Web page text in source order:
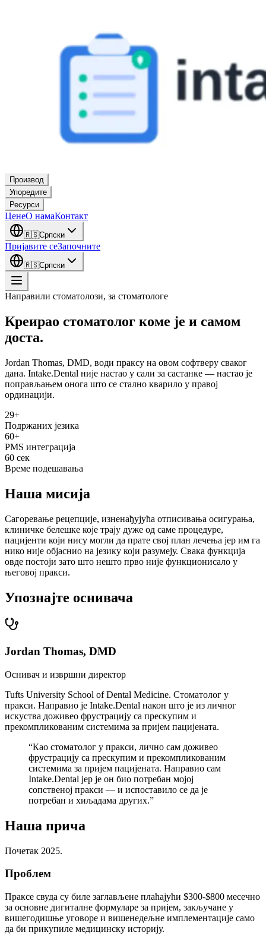
Производ
Упоредите
Ресурси
ЦенеО намаКонтакт
🇷🇸Српски
Пријавите сеЗапочните
🇷🇸Српски
Направили стоматолози, за стоматологе
Креирао стоматолог коме је и самом
доста.
Jordan Thomas, DMD, води праксу на овом софтверу сваког
дана. Intake.Dental није настао у сали за састанке — настао је
поправљањем онога што се стално кварило у правој
ординацији.
29+
Подржаних језика
60+
PMS интеграција
60 сек
Време подешавања
Наша мисија
Сагоревање рецепције, изненађујућа отписивања осигурања,
клиничке белешке које трају дуже од саме процедуре,
пацијенти који нису могли да прате свој план лечења јер им га
нико није објаснио на језику који разумеју. Свака функција
овде постоји зато што нешто прво није функционисало у
његовој пракси.
Упознајте оснивача
Jordan Thomas, DMD
Оснивач и извршни директор
Tufts University School of Dental Medicine. Стоматолог у
пракси. Направио је Intake.Dental након што је из личног
искуства доживео фрустрацију са прескупим и
прекомпликованим системима за пријем пацијената.
“Као стоматолог у пракси, лично сам доживео
фрустрацију са прескупим и прекомпликованим
системима за пријем пацијената. Направио сам
Intake.Dental јер је он био потребан мојој
сопственој пракси — и испоставило се да је
потребан и хиљадама других.”
Наша прича
Почетак 2025.
Проблем
Праксе свуда су биле заглављене плаћајући $300-$800 месечно
за основне дигиталне формуларе за пријем, закључане у
вишегодишње уговоре и вишенедељне имплементације само
да би прикупиле медицинску историју.